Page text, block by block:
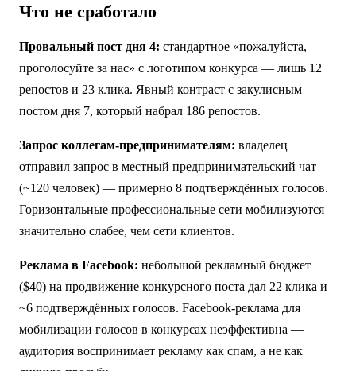
Что не сработало
Провальный пост дня 4: стандартное «пожалуйста,
проголосуйте за нас» с логотипом конкурса — лишь 12
репостов и 23 клика. Явный контраст с закулисным
постом дня 7, который набрал 186 репостов.
Запрос коллегам-предпринимателям: владелец
отправил запрос в местный предпринимательский чат
(~120 человек) — примерно 8 подтверждённых голосов.
Горизонтальные профессиональные сети мобилизуются
значительно слабее, чем сети клиентов.
Реклама в Facebook: небольшой рекламный бюджет
($40) на продвижение конкурсного поста дал 22 клика и
~6 подтверждённых голосов. Facebook-реклама для
мобилизации голосов в конкурсах неэффективна —
аудитория воспринимает рекламу как спам, а не как